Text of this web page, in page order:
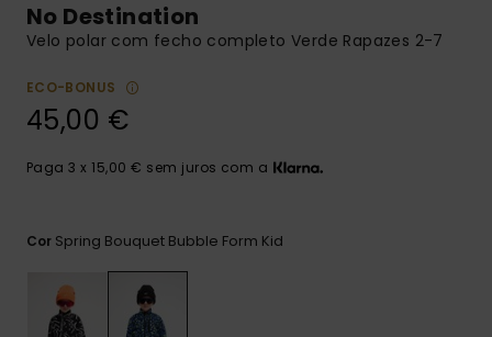
conversa
nosso
No Destination
Velo polar com fecho completo Verde Rapazes 2-7
ECO-BONUS
45,00 €
Paga 3 x 15,00 € sem juros com a
Cor Spring Bouquet Bubble Form Kid